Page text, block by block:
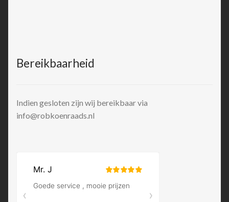
Bereikbaarheid
Indien gesloten zijn wij bereikbaar via
info@robkoenraads.nl